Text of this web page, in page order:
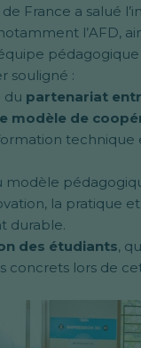
de France a salué
l’AFD,
souligné :
du partenariat
modèle de
technique
modèle
la pratique
durable.
des étudiants,
concrets lors de